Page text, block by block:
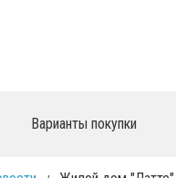
Варианты покупки